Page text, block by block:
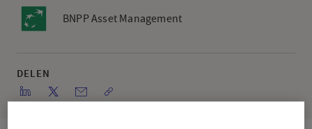
BNPP Asset Management
DELEN